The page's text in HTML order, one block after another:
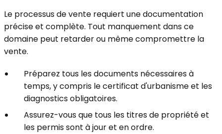
Le processus de vente requiert une documentation
précise et complète. Tout manquement dans ce
domaine peut retarder ou même compromettre la
vente.
Préparez tous les documents nécessaires à
temps, y compris le certificat d'urbanisme et les
diagnostics obligatoires.
Assurez-vous que tous les titres de propriété et
les permis sont à jour et en ordre.